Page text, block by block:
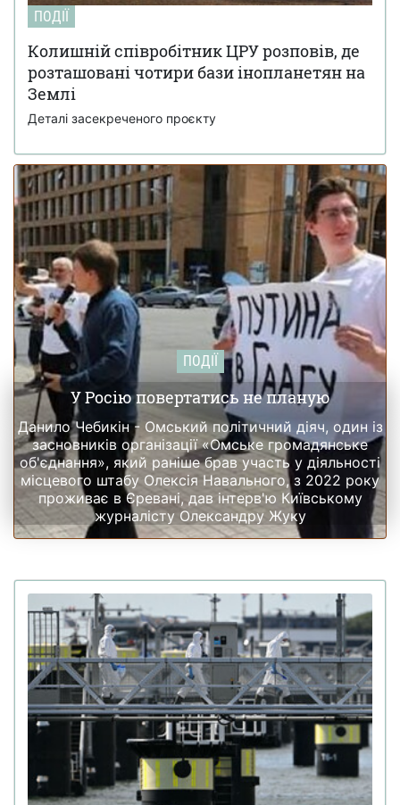
ізраїльських спецслужб до вбивства іранського лідера
Алі Хаменеї
19 лютого 18:55 Українка з Броварів листувалася з Джеффрі
Епштейном і підбирала дівчат для нього
ПОДІЇ
Колишній співробітник ЦРУ розповів, де
розташовані чотири бази інопланетян на
Землі
Деталі засекреченого проєкту
ПОДІЇ
У Росію повертатись не планую
Данило Чебикін - Омський політичний діяч, один із
засновників організації «Омське громадянське
об'єднання», який раніше брав участь у діяльності
місцевого штабу Олексія Навального, з 2022 року
проживає в Єревані, дав інтерв'ю Київському
журналісту Олександру Жуку